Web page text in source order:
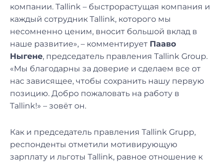
компании. Tallink – быстрорастущая компания и
каждый сотрудник Tallink, которого мы
несомненно ценим, вносит большой вклад в
наше развитие», – комментирует Пааво
Ныгене, председатель правления Tallink Group.
«Мы благодарны за доверие и сделаем все от
нас зависящее, чтобы сохранить нашу первую
позицию. Добро пожаловать на работу в
Tallink!» – зовёт он.
Как и председатель правления Tallink Grupp,
респонденты отметили мотивирующую
зарплату и льготы Tallink, равное отношение к